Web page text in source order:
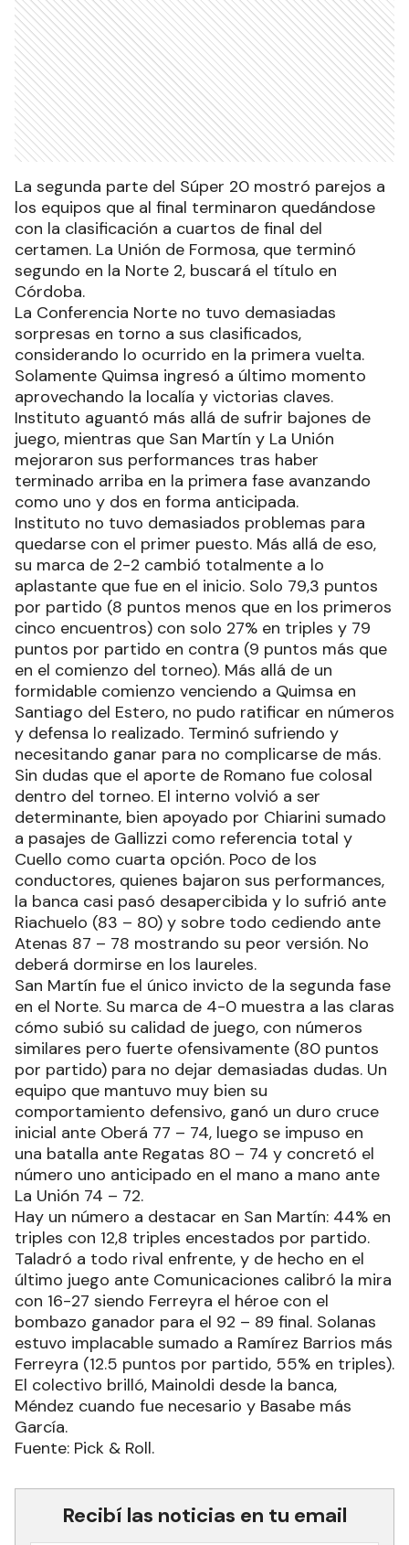
La segunda parte del Súper 20 mostró parejos a
los equipos que al final terminaron quedándose
con la clasificación a cuartos de final del
certamen. La Unión de Formosa, que terminó
segundo en la Norte 2, buscará el título en
Córdoba.
La Conferencia Norte no tuvo demasiadas
sorpresas en torno a sus clasificados,
considerando lo ocurrido en la primera vuelta.
Solamente Quimsa ingresó a último momento
aprovechando la localía y victorias claves.
Instituto aguantó más allá de sufrir bajones de
juego, mientras que San Martín y La Unión
mejoraron sus performances tras haber
terminado arriba en la primera fase avanzando
como uno y dos en forma anticipada.
Instituto no tuvo demasiados problemas para
quedarse con el primer puesto. Más allá de eso,
su marca de 2-2 cambió totalmente a lo
aplastante que fue en el inicio. Solo 79,3 puntos
por partido (8 puntos menos que en los primeros
cinco encuentros) con solo 27% en triples y 79
puntos por partido en contra (9 puntos más que
en el comienzo del torneo). Más allá de un
formidable comienzo venciendo a Quimsa en
Santiago del Estero, no pudo ratificar en números
y defensa lo realizado. Terminó sufriendo y
necesitando ganar para no complicarse de más.
Sin dudas que el aporte de Romano fue colosal
dentro del torneo. El interno volvió a ser
determinante, bien apoyado por Chiarini sumado
a pasajes de Gallizzi como referencia total y
Cuello como cuarta opción. Poco de los
conductores, quienes bajaron sus performances,
la banca casi pasó desapercibida y lo sufrió ante
Riachuelo (83 – 80) y sobre todo cediendo ante
Atenas 87 – 78 mostrando su peor versión. No
deberá dormirse en los laureles.
San Martín fue el único invicto de la segunda fase
en el Norte. Su marca de 4-0 muestra a las claras
cómo subió su calidad de juego, con números
similares pero fuerte ofensivamente (80 puntos
por partido) para no dejar demasiadas dudas. Un
equipo que mantuvo muy bien su
comportamiento defensivo, ganó un duro cruce
inicial ante Oberá 77 – 74, luego se impuso en
una batalla ante Regatas 80 – 74 y concretó el
número uno anticipado en el mano a mano ante
La Unión 74 – 72.
Hay un número a destacar en San Martín: 44% en
triples con 12,8 triples encestados por partido.
Taladró a todo rival enfrente, y de hecho en el
último juego ante Comunicaciones calibró la mira
con 16-27 siendo Ferreyra el héroe con el
bombazo ganador para el 92 – 89 final. Solanas
estuvo implacable sumado a Ramírez Barrios más
Ferreyra (12.5 puntos por partido, 55% en triples).
El colectivo brilló, Mainoldi desde la banca,
Méndez cuando fue necesario y Basabe más
García.
Fuente: Pick & Roll.
Recibí las noticias en tu email